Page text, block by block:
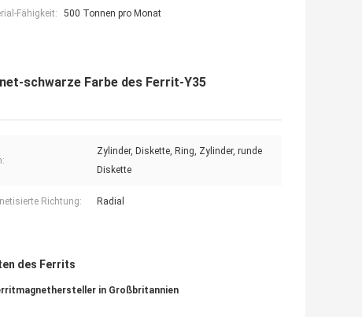
Fähigkeit:
500 Tonnen pro Monat
schwarze Farbe des Ferrit-Y35
Zylinder, Diskette, Ring, Zylinder, runde
Diskette
Richtung: Radial
des Ferrits
in Großbritannien